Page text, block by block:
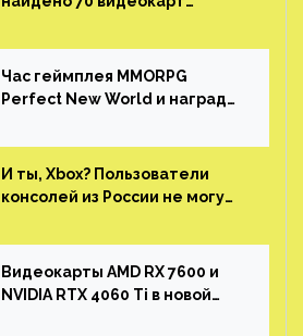
китайской таможни
Час геймплея MMORPG
Perfect New World и награды
И ты, Xbox? Пользователи
консолей из России не могут
Видеокарты AMD RX 7600 и
NVIDIA RTX 4060 Ti в новой